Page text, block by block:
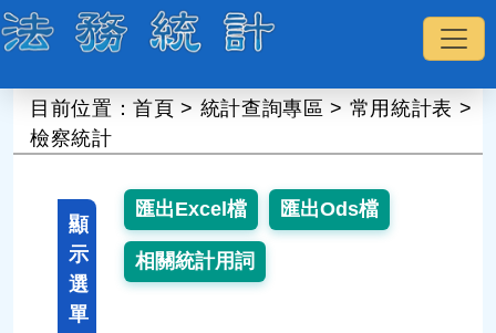
目前位置：首頁 > 統計查詢專區 > 常用統計表 >
檢察統計
顯
示
選
單